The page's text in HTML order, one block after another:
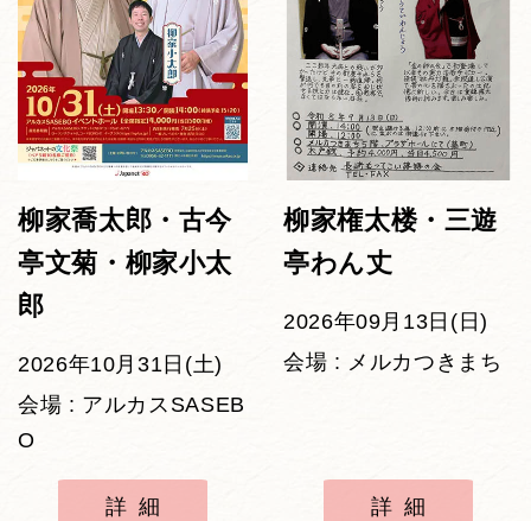
柳家喬太郎・古今
亭文菊・柳家小太
郎
2026年10月31日(土)
会場 : アルカスSASEB
O
詳細
柳家権太楼・三遊
亭わん丈
2026年09月13日(日)
会場 : メルカつきまち
詳細